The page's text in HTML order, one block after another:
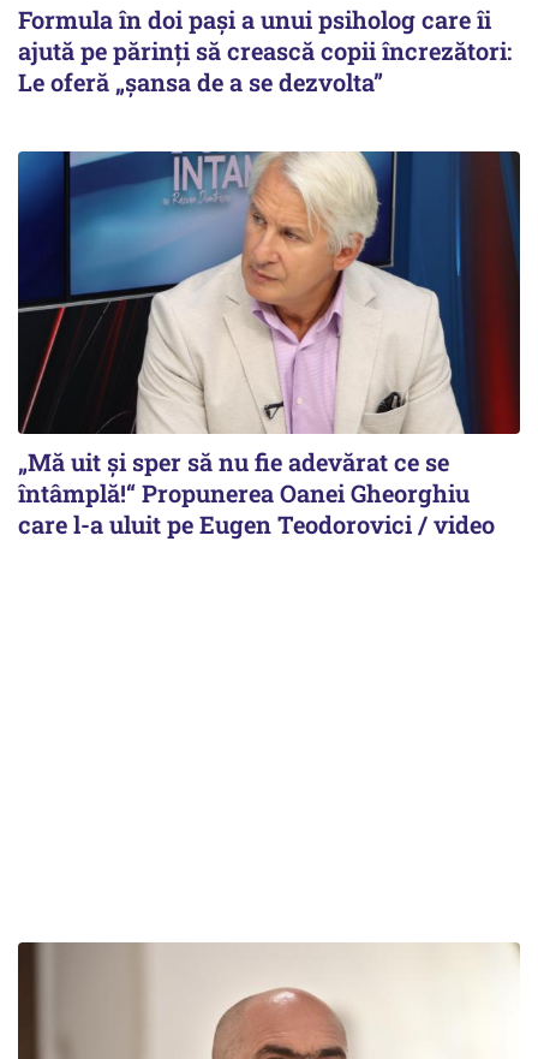
Formula în doi pași a unui psiholog care îi
ajută pe părinți să crească copii încrezători:
Le oferă „șansa de a se dezvolta”
„Mă uit și sper să nu fie adevărat ce se
întâmplă!“ Propunerea Oanei Gheorghiu
care l-a uluit pe Eugen Teodorovici / video